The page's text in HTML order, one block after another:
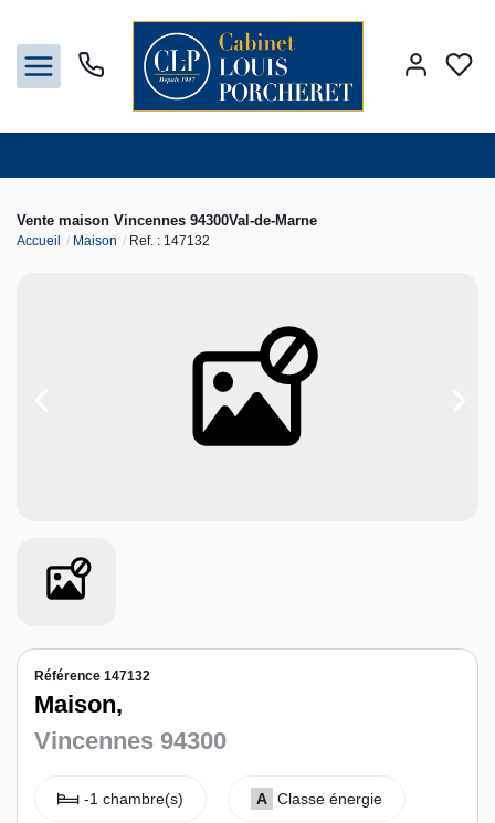
Louer
Espace personnel
Vente maison Vincennes 94300Val-de-Marne
Accueil Maison Ref. : 147132
Référence 147132
Maison,
Vincennes 94300
-1 chambre(s) A Classe énergie